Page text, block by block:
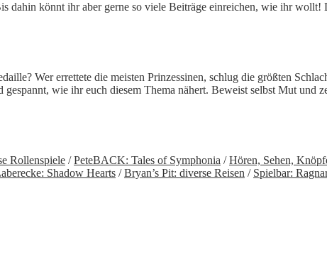
dahin könnt ihr aber gerne so viele Beiträge einreichen, wie ihr wollt!
Wer errettete die meisten Prinzessinen, schlug die größten
wie ihr euch diesem Thema nähert. Beweist selbst Mut und
Rollenspiele /PeteBACK: Tales of Symphonia /Hören, Sehen,
Shadow Hearts /Bryan’s Pit: diverse Reisen / Spielbar: